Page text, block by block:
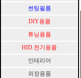
썬팅필름
DIY용품
튜닝용품
HID.전기용품
인테리어
외장용품